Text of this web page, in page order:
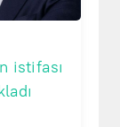
istifası